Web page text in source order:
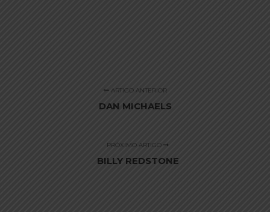
ARTIGO ANTERIOR
DAN MICHAELS
PRÓXIMO ARTIGO
BILLY REDSTONE